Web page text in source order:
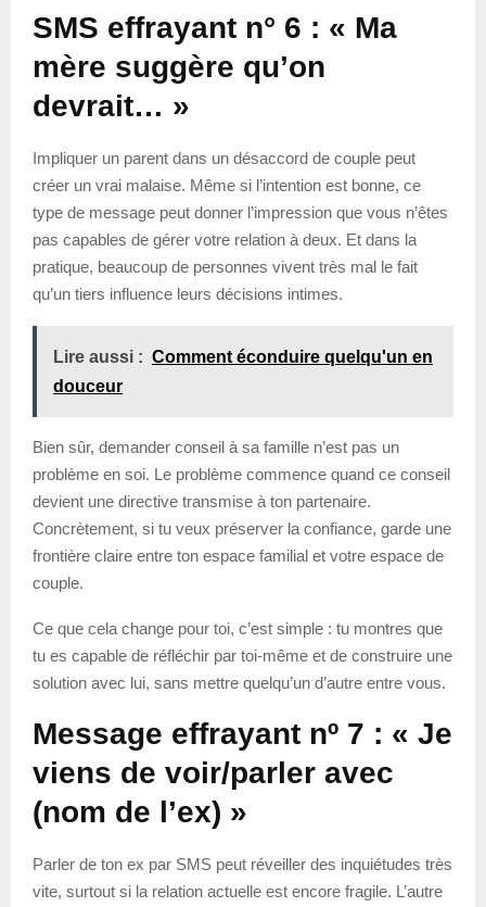
SMS effrayant n° 6 : « Ma
mère suggère qu’on
devrait… »
Impliquer un parent dans un désaccord de couple peut
créer un vrai malaise. Même si l’intention est bonne, ce
type de message peut donner l’impression que vous n’êtes
pas capables de gérer votre relation à deux. Et dans la
pratique, beaucoup de personnes vivent très mal le fait
qu’un tiers influence leurs décisions intimes.
Lire aussi : Comment éconduire quelqu'un en
douceur
Bien sûr, demander conseil à sa famille n’est pas un
problème en soi. Le problème commence quand ce conseil
devient une directive transmise à ton partenaire.
Concrètement, si tu veux préserver la confiance, garde une
frontière claire entre ton espace familial et votre espace de
couple.
Ce que cela change pour toi, c’est simple : tu montres que
tu es capable de réfléchir par toi-même et de construire une
solution avec lui, sans mettre quelqu’un d’autre entre vous.
Message effrayant nº 7 : « Je
viens de voir/parler avec
(nom de l’ex) »
Parler de ton ex par SMS peut réveiller des inquiétudes très
vite, surtout si la relation actuelle est encore fragile. L’autre